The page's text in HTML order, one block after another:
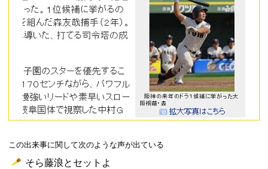
この出来事に関して次のような声が出ている
そら藤浪とセットよ